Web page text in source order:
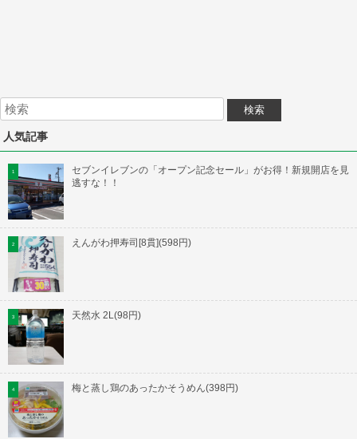
人気記事
セブンイレブンの「オープン記念セール」がお得！新規開店を見
逃すな！！
えんがわ押寿司[8貫](598円)
天然水 2L(98円)
梅と蒸し鶏のあったかそうめん(398円)